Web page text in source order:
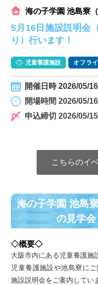
海の子学園 池島寮（
5月16日施設説明会
り）行います！
児童養護施設 オフラ
開催日時 2026/05/
開場時間 2026/05/
申込締切 2026/05/
こちらのイ
海の子学園 池島
の⾒学
◇概要◇
大阪市内にある児童養護
児童養護施設や池島寮に
施設説明会をご案内してい